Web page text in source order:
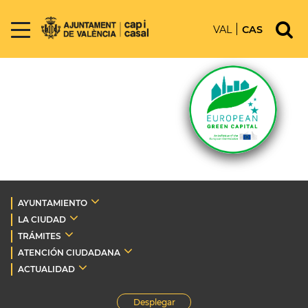
VAL CAS
AYUNTAMIENTO
LA CIUDAD
TRÁMITES
ATENCIÓN CIUDADANA
ACTUALIDAD
Desplegar